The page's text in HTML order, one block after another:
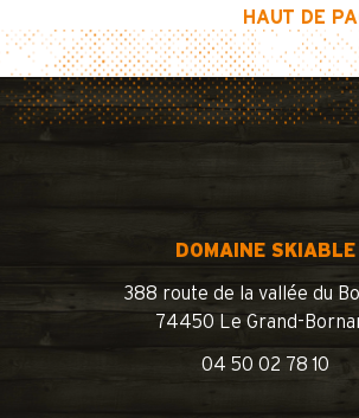
HAUT DE
DOMAINE SKIABLE
388 route de la vallée du
74450 Le Grand-
04 50 02 78 10